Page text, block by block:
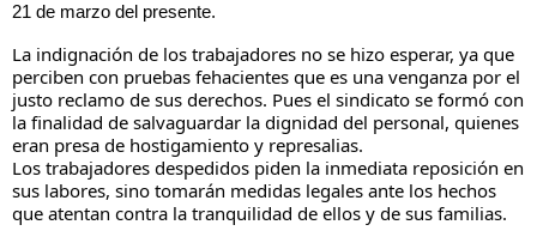
21 de marzo del presente.
La indignación de los trabajadores no se hizo esperar, ya que
perciben con pruebas fehacientes que es una venganza por el
justo reclamo de sus derechos. Pues el sindicato se formó con
la finalidad de salvaguardar la dignidad del personal, quienes
eran presa de hostigamiento y represalias.
Los trabajadores despedidos piden la inmediata reposición en
sus labores, sino tomarán medidas legales ante los hechos
que atentan contra la tranquilidad de ellos y de sus familias.